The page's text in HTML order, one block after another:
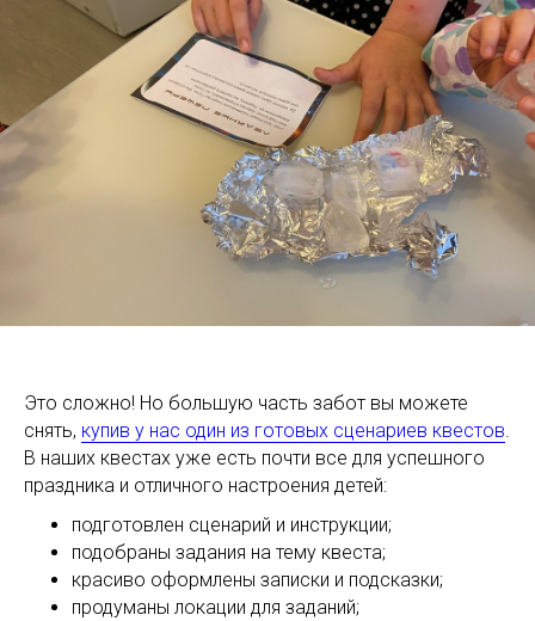
Это сложно! Но большую часть забот вы можете
снять, купив у нас один из готовых сценариев квестов.
В наших квестах уже есть почти все для успешного
праздника и отличного настроения детей:
подготовлен сценарий и инструкции;
подобраны задания на тему квеста;
красиво оформлены записки и подсказки;
продуманы локации для заданий;